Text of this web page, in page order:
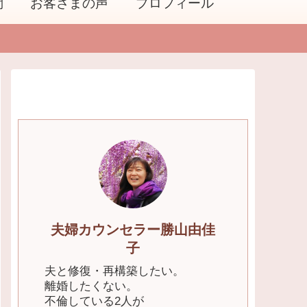
お客さまの声 プロフィール
夫婦カウンセラー勝山由佳
子
夫と修復・再構築したい。
離婚したくない。
不倫している2人が